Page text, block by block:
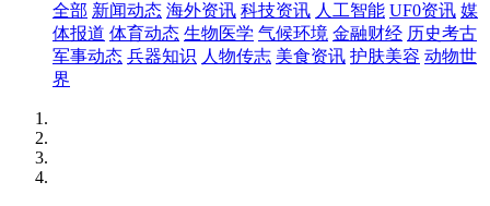
全部 新闻动态 海外资讯 科技资讯 人工智能 UF0资讯 媒
体报道 体育动态 生物医学 气候环境 金融财经 历史考古
军事动态 兵器知识 人物传志 美食资讯 护肤美容 动物世
界